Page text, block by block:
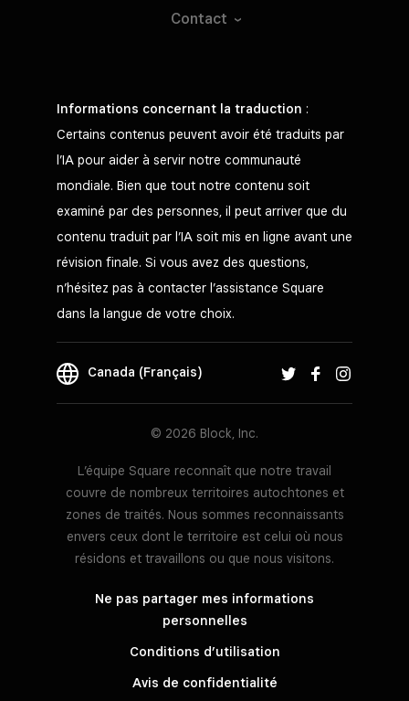
Contact
Informations concernant la traduction :
Certains contenus peuvent avoir été traduits par
l’IA pour aider à servir notre communauté
mondiale. Bien que tout notre contenu soit
examiné par des personnes, il peut arriver que du
contenu traduit par l’IA soit mis en ligne avant une
révision finale. Si vous avez des questions,
n’hésitez pas à contacter l’assistance Square
dans la langue de votre choix.
Canada (Français)
© 2026 Block, Inc.
L’équipe Square reconnaît que notre travail
couvre de nombreux territoires autochtones et
zones de traités. Nous sommes reconnaissants
envers ceux dont le territoire est celui où nous
résidons et travaillons ou que nous visitons.
Ne pas partager mes informations
personnelles
Conditions d’utilisation
Avis de confidentialité